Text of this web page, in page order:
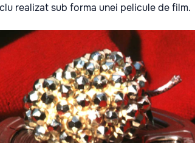
realizat sub forma unei pelicule de film.